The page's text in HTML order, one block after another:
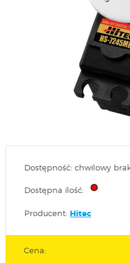
Dostępność: chwilowy
Dostępna ilość:
Producent: Hitec
Cena: